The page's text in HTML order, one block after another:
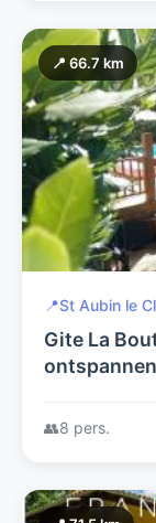
📍 66.7 km
📍St Aubin le
Gite La
zwembad.
👥8 pers.